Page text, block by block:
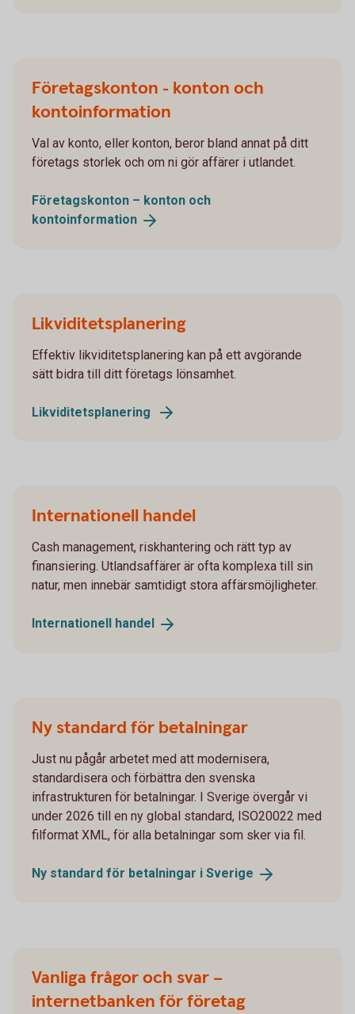
Företagskonton - konton och
kontoinformation
Val av konto, eller konton, beror bland annat på ditt
företags storlek och om ni gör affärer i utlandet.
Företagskonton – konton och
kontoinformation
Likviditetsplanering
Effektiv likviditetsplanering kan på ett avgörande
sätt bidra till ditt företags lönsamhet.
Likviditetsplanering
Internationell handel
Cash management, riskhantering och rätt typ av
finansiering. Utlandsaffärer är ofta komplexa till sin
natur, men innebär samtidigt stora affärsmöjligheter.
Internationell handel
Ny standard för betalningar
Just nu pågår arbetet med att modernisera,
standardisera och förbättra den svenska
infrastrukturen för betalningar. I Sverige övergår vi
under 2026 till en ny global standard, ISO20022 med
filformat XML, för alla betalningar som sker via fil.
Ny standard för betalningar i Sverige
Vanliga frågor och svar –
internetbanken för företag